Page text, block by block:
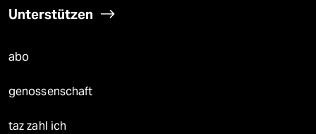
Unterstützen
abo
genossenschaft
taz zahl ich